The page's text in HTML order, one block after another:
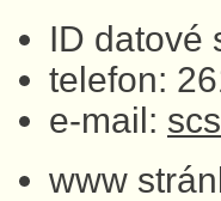
ID datové
telefon:
e-mail:
www